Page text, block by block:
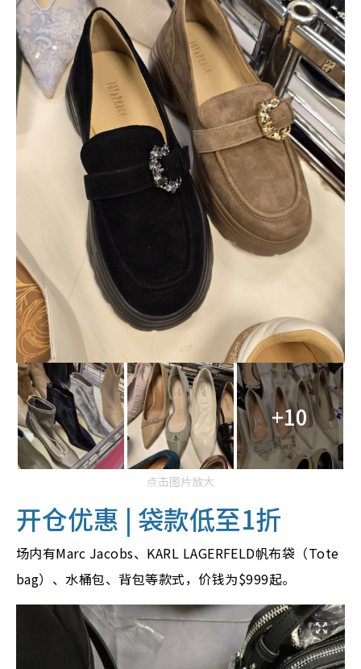
+10
点击图片放大
开仓优惠 | 袋款低至1折
场内有Marc Jacobs、KARL LAGERFELD帆布袋（Tote
bag）、水桶包、背包等款式，价钱为$999起。